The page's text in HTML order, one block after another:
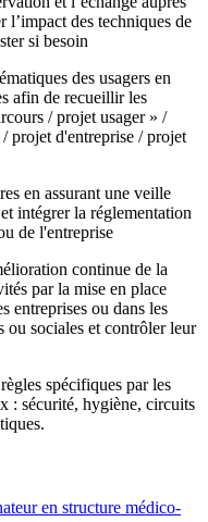
l’impact des techniques de
si besoin
des usagers en
afin de recueillir les
/ projet usager » /
projet d'entreprise / projet
en assurant une veille
intégrer la réglementation
de l'entreprise
continue de la
par la mise en place
entreprises ou dans les
ou sociales et contrôler leur
spécifiques par les
: sécurité, hygiène, circuits
en structure médico-